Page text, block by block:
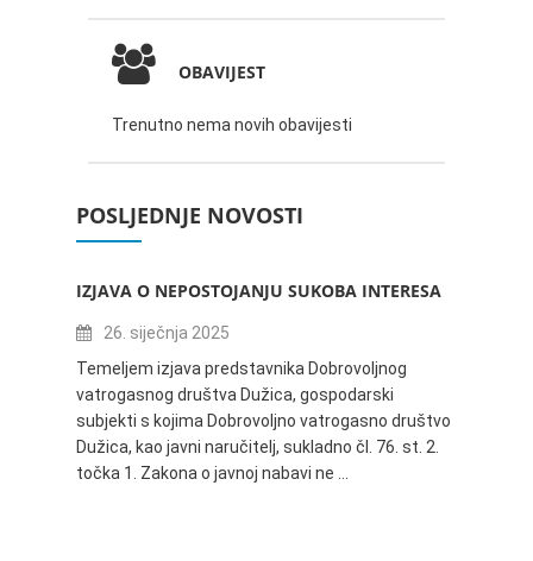
OBAVIJEST
Trenutno nema novih obavijesti
POSLJEDNJE NOVOSTI
IZJAVA O NEPOSTOJANJU SUKOBA INTERESA
26. siječnja 2025
Temeljem izjava predstavnika Dobrovoljnog
vatrogasnog društva Dužica, gospodarski
subjekti s kojima Dobrovoljno vatrogasno društvo
Dužica, kao javni naručitelj, sukladno čl. 76. st. 2.
točka 1. Zakona o javnoj nabavi ne …